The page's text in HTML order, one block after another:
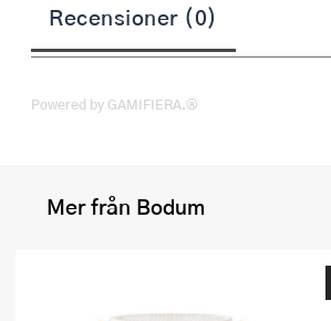
Recensioner (0)
Powered by GAMIFIERA.®
Mer från Bodum